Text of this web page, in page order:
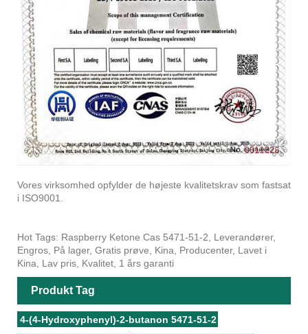
Vores virksomhed opfylder de højeste kvalitetskrav som fastsat
i ISO9001.
Hot Tags: Raspberry Ketone Cas 5471-51-2, Leverandører,
Engros, På lager, Gratis prøve, Kina, Producenter, Lavet i
Kina, Lav pris, Kvalitet, 1 års garanti
Produkt Tag
4-(4-Hydroxyphenyl)-2-butanon 5471-51-2